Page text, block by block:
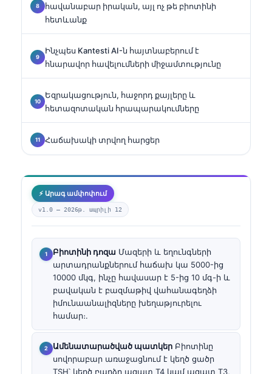
հավանաբար իրական, այլ ոչ թե բիոտինի
հետևանք
Ինչպես Kantesti AI-ն հայտնաբերում է
հնարավոր հավելումների միջամտությունը
Եզրակացություն, հաջորդ քայլերը և
հետազոտական հրապարակումները
Հաճախակի տրվող հարցեր
⚡ Արագ ամփոփում
v1.0 — 2026թ. ապրիլի 12
Բիոտինի դոզա Մազերի և եղունգների
արտադրանքներում հաճախ կա 5000-ից
10000 մկգ, ինչը հավասար է 5-ից 10 մգ-ի և
բավական է բազմաթիվ վահանագեղձի
իմունաանալիզները խեղաթյուրելու
համար։.
Ամենատարածված պատկեր Բիոտինը
սովորաբար առաջացնում է կեղծ ցածր
TSH՝ կեղծ բարձր ազատ T4 կամ ազատ T3,